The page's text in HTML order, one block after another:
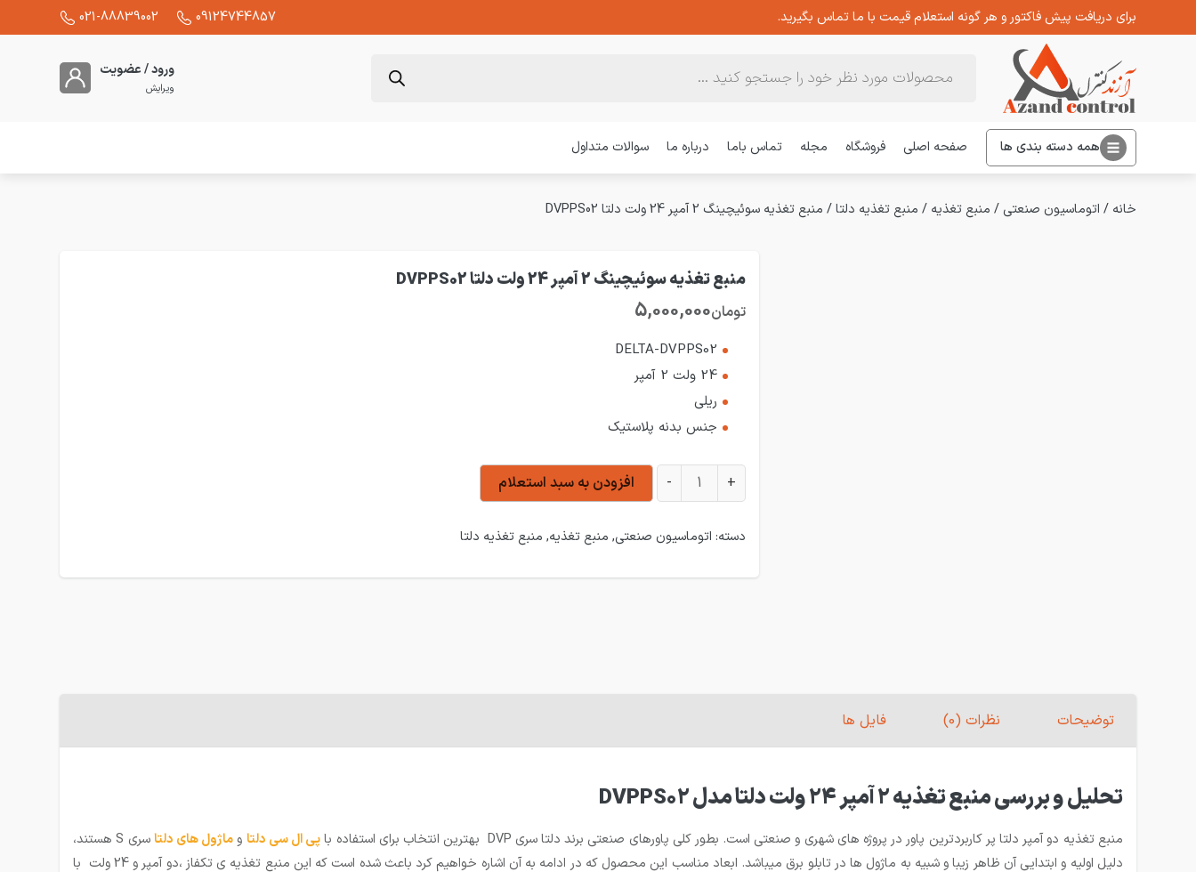
برای دریافت پیش فاکتور و هر گونه استعلام قیمت با ما تماس بگیرید. 09124744857
021-88839002
ورود / عضویت
ویرایش
همه دسته بندی ها صفحه اصلی فروشگاه مجله تماس باما درباره ما سوالات متداول
خانه / اتوماسیون صنعتی / منبع تغذیه / منبع تغذیه دلتا/ منبع تغذیه سوئیچینگ 2 آمپر 24 ولت دلتا DVPPS02
منبع تغذیه سوئیچینگ 2 آمپر 24 ولت دلتا DVPPS02
تومان5,000,000
DELTA-DVPPS02
24 ولت 2 آمپر
ریلی
جنس بدنه پلاستیک
منبع تغذیه سوئیچینگ 2 آمپر 24 ولت دلتا DVPPS02 عدد
+
- افزودن به سبد استعلام
دسته: اتوماسیون صنعتی, منبع تغذیه, منبع تغذیه دلتا
توضیحات نظرات (0) فایل ها
تحلیل و بررسی منبع تغذیه 2 آمپر 24 ولت دلتا مدل DVPPS02
منبع تغذیه دو آمپر دلتا پر کاربردترین پاور در پروژه های شهری و صنعتی است. بطور کلی پاورهای صنعتی برند دلتا سری DVP بهترین انتخاب برای استفاده با پی ال سی دلتا و ماژول های دلتا
سری S هستند،
دلیل اولیه و ابتدایی آن ظاهر زیبا و شبیه به ماژول ها در تابلو برق میباشد. ابعاد مناسب این محصول که در ادامه به آن اشاره خواهیم کرد باعث شده است که این منبع تغذیه ی تکفاز ،دو آمپر و 24 ولت با